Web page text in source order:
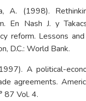
A. (1998).
En Nash J. y
reform. Lessons
D.C.: World Bank.
A political-
agreements.
87 Vol. 4.